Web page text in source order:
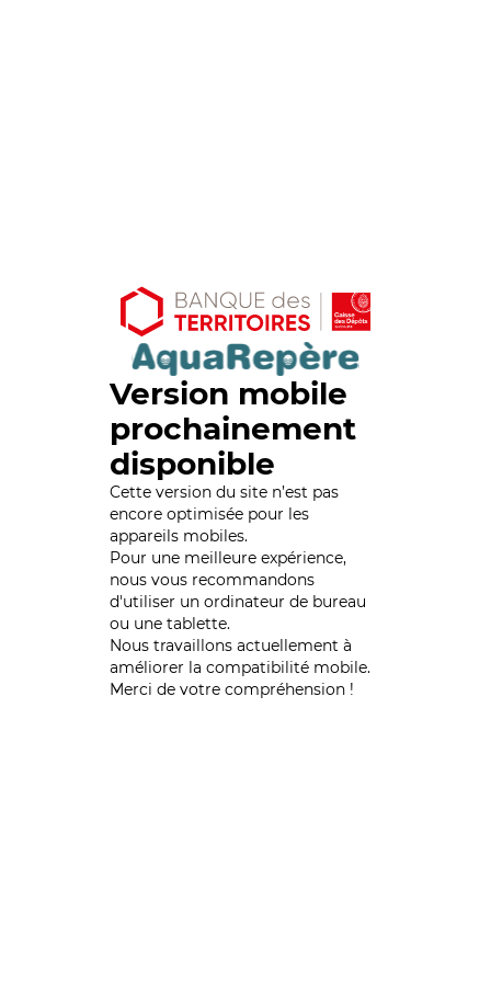
Version mobile
prochainement
disponible
Cette version du site n’est pas
encore optimisée pour les
appareils mobiles.
Pour une meilleure expérience,
nous vous recommandons
d'utiliser un ordinateur de bureau
ou une tablette.
Nous travaillons actuellement à
améliorer la compatibilité mobile.
Merci de votre compréhension !